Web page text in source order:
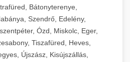
Bátonyterenye,
Szendrő, Edelény,
Ózd, Miskolc, Eger,
Tiszafüred, Heves,
Újszász, Kisújszállás,